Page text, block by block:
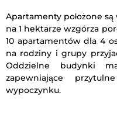
Apartamenty położone
na 1 hektarze wzgórza
10 apartamentów dla 4
na rodziny i grupy
Oddzielne budynki
zapewniające
wypoczynku.